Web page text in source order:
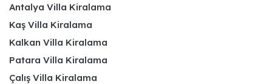
Antalya Villa Kiralama
Kaş Villa Kiralama
Kalkan Villa Kiralama
Patara Villa Kiralama
Çalış Villa Kiralama